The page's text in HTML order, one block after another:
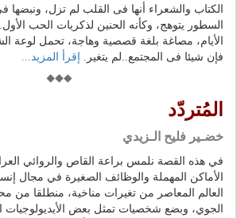
الكتاب والشعراء أنها فى القلب لم تزل،
السطور يتوهج، وكأنه الحنين لذكريات الحب
الأيام، مصاغة بلغة قصصية وهاجة، تحمل لوعة
فإن شيئا فى المجتمع..لم يتغير.
إقرأ المزيد...
المُتردّد
خضـير فليح الـزيدي
في هذه القصة نلمس براعة القاص والروائي
الأماكن المهملة والوظائف الصغيرة في مجال
العالم المعاصر من تغيرات مناخية، منطلقا من
الجوي، وبضع شخصيات تمثل بعض